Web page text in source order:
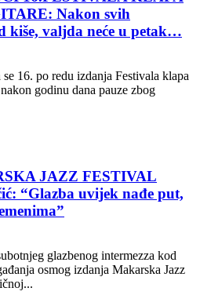
Nakon svih
kiše, valjda neće u petak…
16. po redu izdanja Festivala klapa
godinu dana pauze zbog
JAZZ FESTIVAL
“Glazba uvijek nađe put,
glazbenog intermezza kod
osmog izdanja Makarska Jazz